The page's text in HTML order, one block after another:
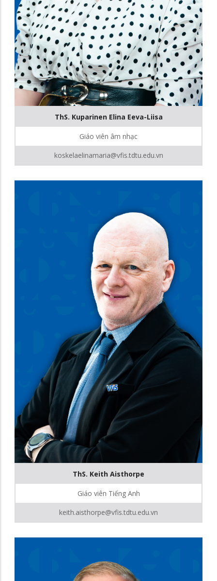
ThS. Kuparinen Elina Eeva-Liisa
Giáo viên âm nhạc
koskelaelinamaria@vfis.tdtu.edu.vn
ThS. Keith Aisthorpe
Giáo viên Tiếng Anh
keith.aisthorpe@vfis.tdtu.edu.vn